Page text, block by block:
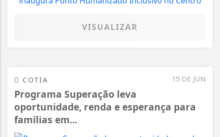
VISUALIZAR
15 DE JUN
COTIA
Programa Superação leva
oportunidade, renda e esperança para
famílias em...